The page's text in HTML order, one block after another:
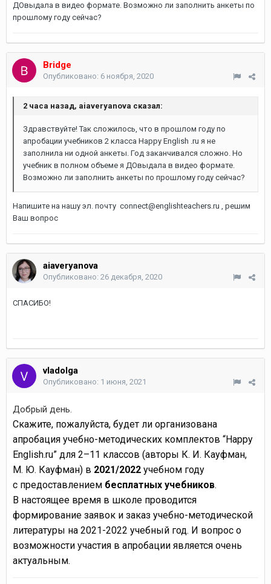
ДОвыдала в видео формате. Возможно ли заполнить анкеты по
прошлому году сейчас?
Bridge
Опубликовано: 6 ноября, 2020
2 часа назад, aiaveryanova сказал:
Здравствуйте! Так сложилось, что в прошлом году по
апробации учебников 2 класса Happy English .ru я не
заполнила ни одной анкеты. Год заканчивался сложно. Но
учебник в полном объеме я ДОвыдала в видео формате.
Возможно ли заполнить анкеты по прошлому году сейчас?
Напишите на нашу эл. почту connect@englishteachers.ru , решим
Ваш вопрос
aiaveryanova
Опубликовано: 26 декабря, 2020
СПАСИБО!
vladolga
Опубликовано: 1 июня, 2021
Добрый день.
Скажите, пожалуйста, будет ли организована
апробация учебно-методических комплектов “Happy
English.ru” для 2–11 классов (авторы К. И. Кауфман,
М. Ю. Кауфман) в 2021/2022 учебном году
с предоставлением бесплатных учебников.
В настоящее время в школе проводится
формирование заявок и заказ учебно-методической
литературы на 2021-2022 учебный год. И вопрос о
возможности участия в апробации является очень
актуальным.